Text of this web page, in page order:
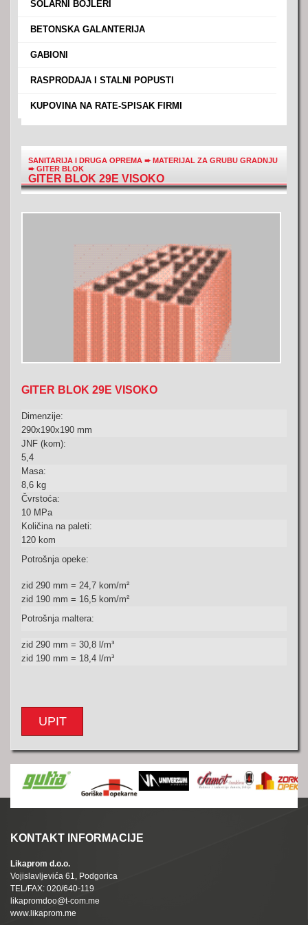
SOLARNI BOJLERI
BETONSKA GALANTERIJA
GABIONI
RASPRODAJA I STALNI POPUSTI
KUPOVINA NA RATE-SPISAK FIRMI
SANITARIJA I DRUGA OPREMA ➨MATERIJAL ZA GRUBU GRADNJU
➨GITER BLOK
GITER BLOK 29E VISOKO
GITER BLOK 29E VISOKO
Dimenzije:
290x190x190 mm
JNF (kom):
5,4
Masa:
8,6 kg
Čvrstoća:
10 MPa
Količina na paleti:
120 kom
Potrošnja opeke:
zid 290 mm = 24,7 kom/m²
zid 190 mm = 16,5 kom/m²
Potrošnja maltera:
zid 290 mm = 30,8 l/m³
zid 190 mm = 18,4 l/m³
UPIT
KONTAKT INFORMACIJE
Likaprom d.o.o.
Vojislavljevića 61, Podgorica
TEL/FAX: 020/640-119
likapromdoo@t-com.me
www.likaprom.me